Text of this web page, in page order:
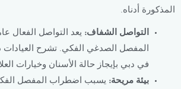
المذكورة أدناه.
التواصل الشفاف: يعد التواصل الفعال
المفصل الصدغي الفكي. تشرح العيادات
في دبي بإيجاز حالة الأسنان وخيارات
بيئة مريحة: يسبب اضطراب المفصل